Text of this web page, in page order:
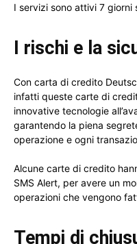
I servizi sono attivi 7 giorni
I rischi e la
Con carta di credito
infatti queste carte di
innovative tecnologie
garantendo la piena
operazione e ogni
Alcune carte di credito
SMS Alert, per avere un
operazioni che vengono
Tempi di